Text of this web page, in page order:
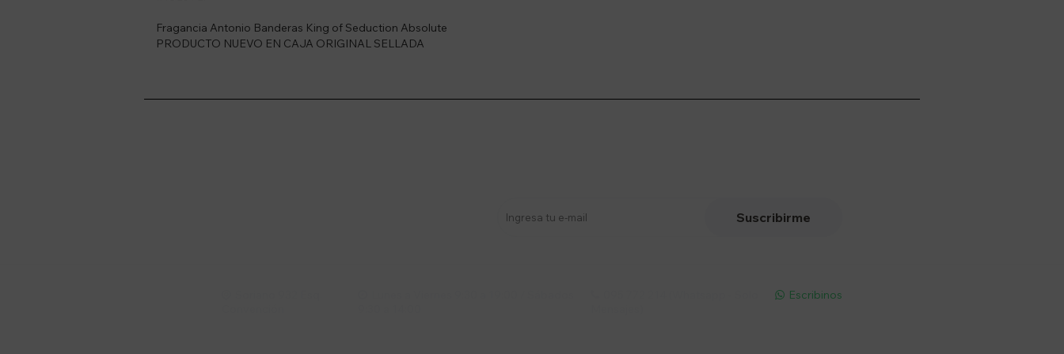
Fragancia Antonio Banderas King of Seduction Absolute
PRODUCTO NUEVO EN CAJA ORIGINAL SELLADA
Suscribirme
 Escribinos